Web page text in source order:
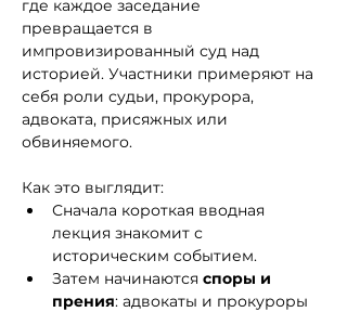
где каждое заседание
превращается в
импровизированный суд над
историей. Участники примеряют на
себя роли судьи, прокурора,
адвоката, присяжных или
обвиняемого.
Как это выглядит:
Сначала короткая вводная
лекция знакомит с
историческим событием.
Затем начинаются споры и
прения: адвокаты и прокуроры